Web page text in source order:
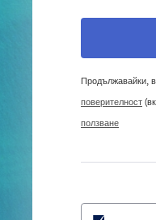
Продължавайки,
поверителност
ползване